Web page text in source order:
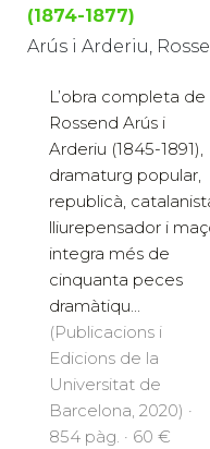
(1874-1877)
Arús i Arderiu,
L’obra completa de
Rossend Arús i
Arderiu (1845-1891),
dramaturg popular,
republicà,
lliurepensador i
integra més de
cinquanta peces
dramàtiqu...
(Publicacions i
Edicions de la
Universitat de
Barcelona, 2020) ·
854 pàg. · 60 €